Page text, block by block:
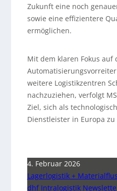
Zukunft eine noch
sowie eine effizientere
ermöglichen.
Mit dem klaren Fokus auf
weitere Logistikzentren
nachzuziehen, verfolgt
Ziel, sich als
Dienstleister in Europa
4. Februar 2026
Lagerlogistik +
dhf Intralogistik